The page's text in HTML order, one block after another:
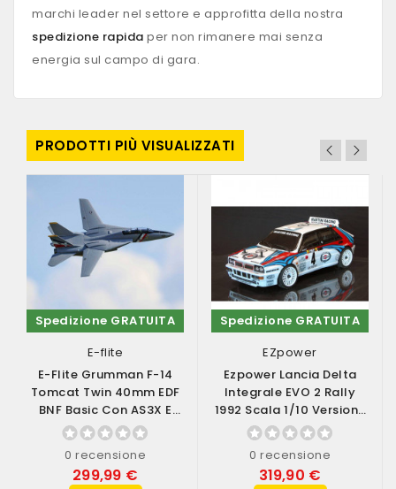
marchi leader nel settore e approfitta della nostra
spedizione rapida per non rimanere mai senza
energia sul campo di gara.
PRODOTTI PIÙ VISUALIZZATI
Spedizione GRATUITA
E-flite
E-Flite Grumman F-14
Tomcat Twin 40mm EDF
BNF Basic Con AS3X E
SAFE Select...
0 recensione
299,99 €
Spedizione GRATUITA
EZpower
Ezpower Lancia Delta
Integrale EVO 2 Rally
1992 Scala 1/10 Versione
RTR (art....
0 recensione
319,90 €